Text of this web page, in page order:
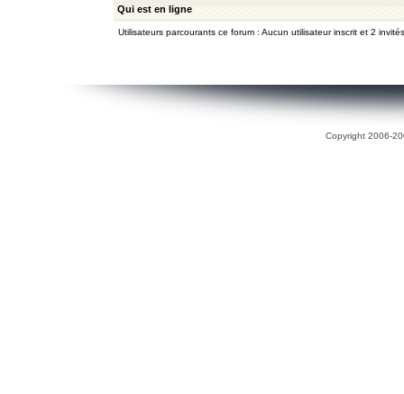
Qui est en ligne
Utilisateurs parcourants ce forum : Aucun utilisateur inscrit et 2 invités
Copyright 2006-